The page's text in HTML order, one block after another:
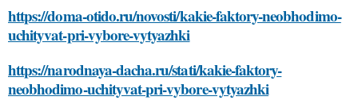
https://doma-otido.ru/novosti/kakie-faktory-neobhodimo-
uchityvat-pri-vybore-vytyazhki
https://narodnaya-dacha.ru/stati/kakie-faktory-
neobhodimo-uchityvat-pri-vybore-vytyazhki